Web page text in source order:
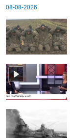
08-08-2026